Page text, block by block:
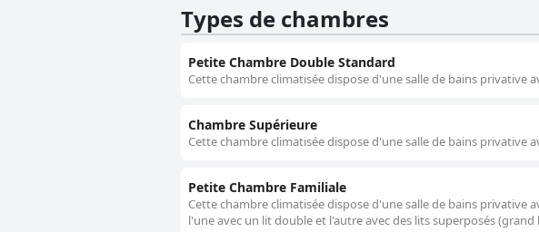
Types de chambres
Petite Chambre Double Standard
Cette chambre climatisée dispose d'une salle de bains privative
Chambre Supérieure
Cette chambre climatisée dispose d'une salle de bains privative
Petite Chambre Familiale
Cette chambre climatisée dispose d'une salle de bains privative
l'une avec un lit double et l'autre avec des lits superposés